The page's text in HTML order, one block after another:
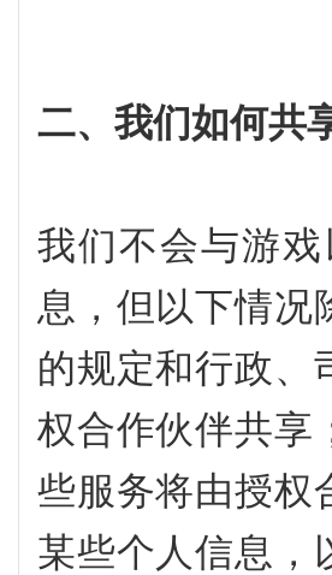
二、我们如何共
我们不会与游
息，但以下情况
的规定和行政、
权合作伙伴共享
些服务将由授权
某些个人信息，